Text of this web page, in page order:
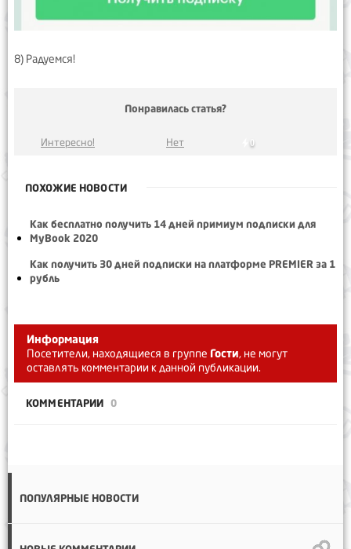
8) Радуемся!
Понравилась статья?
Интересно! Нет 0
ПОХОЖИЕ НОВОСТИ
Как бесплатно получить 14 дней примиум подписки для
MyBook 2020
Как получить 30 дней подписки на платформе PREMIER за 1
рубль
Информация
Посетители, находящиеся в группе Гости, не могут
оставлять комментарии к данной публикации.
КОММЕНТАРИИ 0
ПОПУЛЯРНЫЕ НОВОСТИ